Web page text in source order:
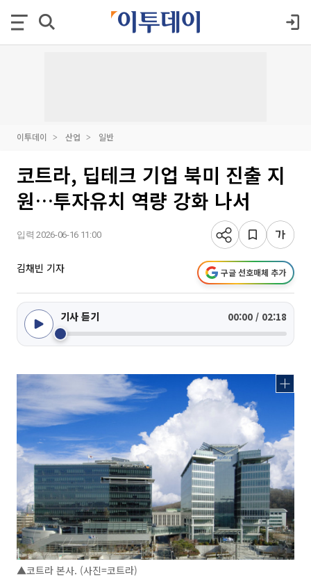
이투데이 산업 일반
코트라, 딥테크 기업 북미 진출 지
원…투자유치 역량 강화 나서
입력 2026-06-16 11:00
김채빈 기자 구글 선호매체 추가
기사 듣기 00:00 / 02:18
▲코트라 본사. (사진=코트라)